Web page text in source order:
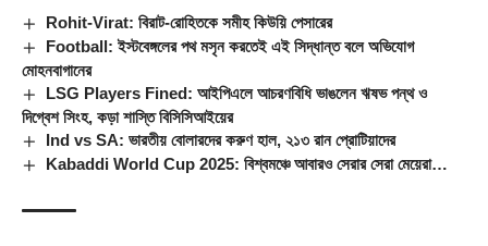
Rohit-Virat: বিরাট-রোহিতকে সমীহ কিউয়ি পেসারের
Football: ইস্টবেঙ্গলের পথ মসৃন করতেই এই সিদ্ধান্ত বলে অভিযোগ
মোহনবাগানের
LSG Players Fined: আইপিএলে আচরণবিধি ভাঙলেন ঋষভ পন্থ ও
দিগ্বেশ সিংহ, কড়া শাস্তি বিসিসিআইয়ের
Ind vs SA: ভারতীয় বোলারদের করুণ হাল, ২১৩ রান প্রোটিয়াদের
Kabaddi World Cup 2025: বিশ্বমঞ্চে আবারও সেরার সেরা মেয়েরা…